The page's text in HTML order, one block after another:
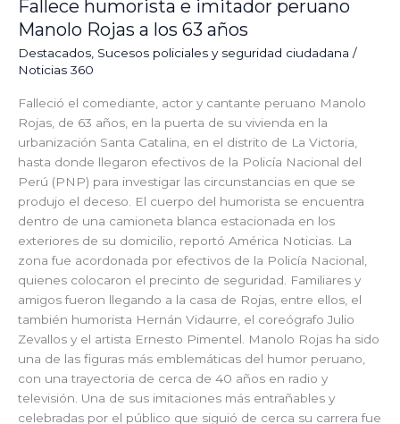
Fallece humorista e imitador peruano
Manolo Rojas a los 63 años
Destacados ⁠⁠Sucesos policiales y seguridad ciudadana /
Noticias 360
Falleció el comediante, actor y cantante peruano Manolo
Rojas, de 63 años, en la puerta de su vivienda en la
urbanización Santa Catalina, en el distrito de La Victoria,
hasta donde llegaron efectivos de la Policía Nacional del
Perú (PNP) para investigar las circunstancias en que se
produjo el deceso. El cuerpo del humorista se encuentra
dentro de una camioneta blanca estacionada en los
exteriores de su domicilio, reportó América Noticias. La
zona fue acordonada por efectivos de la Policía Nacional,
quienes colocaron el precinto de seguridad. Familiares y
amigos fueron llegando a la casa de Rojas, entre ellos, el
también humorista Hernán Vidaurre, el coreógrafo Julio
Zevallos y el artista Ernesto Pimentel. Manolo Rojas ha sido
una de las figuras más emblemáticas del humor peruano,
con una trayectoria de cerca de 40 años en radio y
televisión. Una de sus imitaciones más entrañables y
celebradas por el público que siguió de cerca su carrera fue